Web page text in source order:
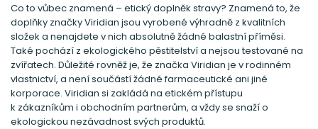
Co to vůbec znamená – etický doplněk stravy? Znamená to, že
doplňky značky Viridian jsou vyrobené výhradně z kvalitních
složek a nenajdete v nich absolutně žádné balastní příměsi.
Také pochází z ekologického pěstitelství a nejsou testované na
zvířatech. Důležité rovněž je, že značka Viridian je v rodinném
vlastnictví, a není součástí žádné farmaceutické ani jiné
korporace. Viridian si zakládá na etickém přístupu
k zákazníkům i obchodním partnerům, a vždy se snaží o
ekologickou nezávadnost svých produktů.